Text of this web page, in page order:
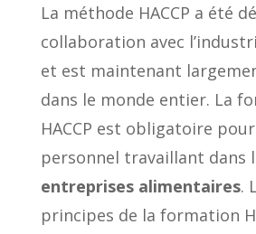
La méthode HACCP a été
collaboration avec
et est maintenant
dans le monde entier. La
HACCP est obligatoire
personnel travaillant dans
entreprises alimentaires.
principes de la formation